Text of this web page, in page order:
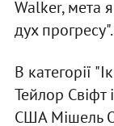
Walker, мета
дух прогресу".
В категорії
Тейлор Свіфт
США Мішель